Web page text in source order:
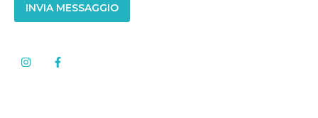
INVIA MESSAGGIO